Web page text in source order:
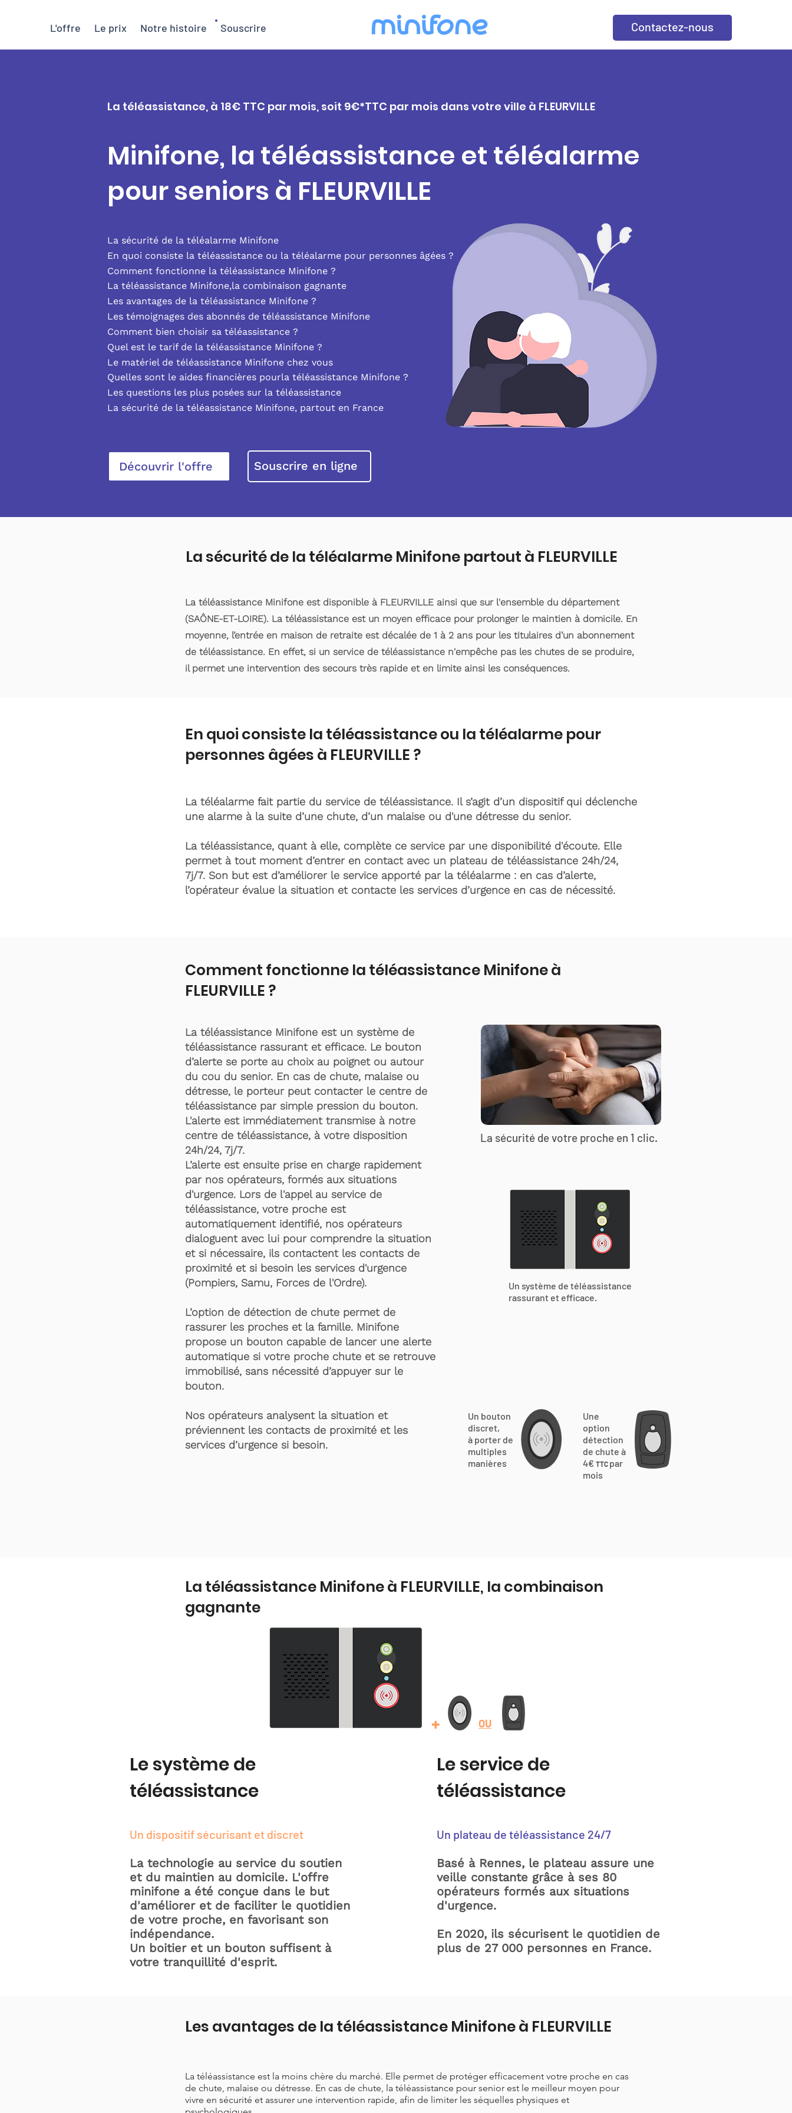
L'offre Le prix Notre histoire Souscrire Contactez-nous
La téléassistance, à 18€ TTC par mois, soit 9€*TTC par mois dans votre ville à FLEURVILLE
Minifone, la téléassistance et téléalarme
pour seniors à FLEURVILLE
La sécurité de la téléalarme Minifone
En quoi consiste la téléassistance ou la téléalarme pour personnes âgées ?
Comment fonctionne la téléassistance Minifone ?
La téléassistance Minifone,la combinaison gagnante
Les avantages de la téléassistance Minifone ?
Les témoignages des abonnés de téléassistance Minifone
Comment bien choisir sa téléassistance ?
Quel est le tarif de la téléassistance Minifone ?
Le matériel de téléassistance Minifone chez vous
Quelles sont le aides financières pourla téléassistance Minifone ?
Les questions les plus posées sur la téléassistance
La sécurité de la téléassistance Minifone, partout en France
Découvrir l'offre Souscrire en ligne
La sécurité de la téléalarme Minifone partout à FLEURVILLE
La téléassistance Minifone est disponible à FLEURVILLE ainsi que sur l'ensemble du département
(SAÔNE-ET-LOIRE). La téléassistance est un moyen efficace pour prolonger le maintien à domicile. En
moyenne, l’entrée en maison de retraite est décalée de 1 à 2 ans pour les titulaires d’un abonnement
de téléassistance. En effet, si un service de téléassistance n'empêche pas les chutes de se produire,
il permet une intervention des secours très rapide et en limite ainsi les conséquences.
En quoi consiste la téléassistance ou la téléalarme pour
personnes âgées à FLEURVILLE ?
La téléalarme fait partie du service de téléassistance. Il s’agit d’un dispositif qui déclenche
une alarme à la suite d’une chute, d’un malaise ou d'une détresse du senior.
La téléassistance, quant à elle, complète ce service par une disponibilité d'écoute. Elle
permet à tout moment d’entrer en contact avec un plateau de téléassistance 24h/24,
7j/7. Son but est d’améliorer le service apporté par la téléalarme : en cas d’alerte,
l’opérateur évalue la situation et contacte les services d’urgence en cas de nécessité.
Comment fonctionne la téléassistance Minifone à
FLEURVILLE ?
La téléassistance Minifone est un système de
téléassistance rassurant et efficace. Le bouton
d’alerte se porte au choix au poignet ou autour
du cou du senior. En cas de chute, malaise ou
détresse, le porteur peut contacter le centre de
téléassistance par simple pression du bouton.
L'alerte est immédiatement transmise à notre
centre de téléassistance, à votre disposition
24h/24, 7j/7.
L’alerte est ensuite prise en charge rapidement
par nos opérateurs, formés aux situations
d'urgence. Lors de l'appel au service de
téléassistance, votre proche est
automatiquement identifié, nos opérateurs
dialoguent avec lui pour comprendre la situation
et si nécessaire, ils contactent les contacts de
proximité et si besoin les services d'urgence
(Pompiers, Samu, Forces de l'Ordre).
L’option de détection de chute permet de
rassurer les proches et la famille. Minifone
propose un bouton capable de lancer une alerte
automatique si votre proche chute et se retrouve
immobilisé, sans nécessité d’appuyer sur le
bouton.
Nos opérateurs analysent la situation et
préviennent les contacts de proximité et les
services d’urgence si besoin.
La sécurité de votre proche en 1 clic.
Un système de téléassistance
rassurant et efficace.
Un bouton
discret,
à porter de
multiples
manières
Une
option
détection
de chute à
4€ TTC par
mois
La téléassistance Minifone à FLEURVILLE, la combinaison
gagnante
Le système de
téléassistance
Un dispositif sécurisant et discret
La technologie au service du soutien
et du maintien au domicile. L'offre
minifone a été conçue dans le but
d'améliorer et de faciliter le quotidien
de votre proche, en favorisant son
indépendance.
Un boitier et un bouton suffisent à
votre tranquillité d'esprit.
+ OU
Le service de
téléassistance
Un plateau de téléassistance 24/7
Basé à Rennes, le plateau assure une
veille constante grâce à ses 80
opérateurs formés aux situations
d'urgence.
En 2020, ils sécurisent le quotidien de
plus de 27 000 personnes en France.
Les avantages de la téléassistance Minifone à FLEURVILLE
La téléassistance est la moins chère du marché. Elle permet de protéger efficacement votre proche en cas
de chute, malaise ou détresse. En cas de chute, la téléassistance pour senior est le meilleur moyen pour
vivre en sécurité et assurer une intervention rapide, afin de limiter les séquelles physiques et